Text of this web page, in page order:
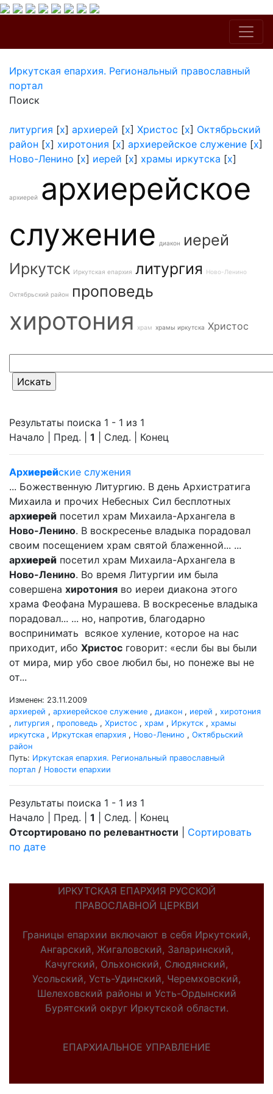
Иркутская епархия. Региональный православный
портал
Поиск
литургия [x] архиерей [x] Христос [x] Октябрьский
район [x] хиротония [x] архиерейское служение [x]
Ново-Ленино [x] иерей [x] храмы иркутска [x]
архиерей
архиерейское
служение
диакон
иерей
Иркутск Иркутская епархия литургия Ново-Ленино
Октябрьский район проповедь
хиротония храм храмы иркутска Христос
Результаты поиска 1 - 1 из 1
Начало | Пред. | 1 | След. | Конец
Архиерейские служения
... Божественную Литургию. В день Архистратига
Михаила и прочих Небесных Сил бесплотных
архиерей посетил храм Михаила-Архангела в
Ново-Ленино. В воскресенье владыка порадовал
своим посещением храм святой блаженной... ...
архиерей посетил храм Михаила-Архангела в
Ново-Ленино. Во время Литургии им была
совершена хиротония во иереи диакона этого
храма Феофана Мурашева. В воскресенье владыка
порадовал... ... но, напротив, благодарно
воспринимать всякое хуление, которое на нас
приходит, ибо Христос говорит: «если бы вы были
от мира, мир убо свое любил бы, но понеже вы не
от...
Изменен: 23.11.2009
архиерей , архиерейское служение , диакон , иерей , хиротония
, литургия , проповедь , Христос , храм , Иркутск , храмы
иркутска , Иркутская епархия , Ново-Ленино , Октябрьский
район
Путь: Иркутская епархия. Региональный православный
портал / Новости епархии
Результаты поиска 1 - 1 из 1
Начало | Пред. | 1 | След. | Конец
Отсортировано по релевантности
Сортировать
по дате
ИРКУТСКАЯ ЕПАРХИЯ РУССКОЙ
ПРАВОСЛАВНОЙ ЦЕРКВИ
Границы епархии включают в себя Иркутский,
Ангарский, Жигаловский, Заларинский,
Качугский, Ольхонский, Слюдянский,
Усольский, Усть-Удинский, Черемховский,
Шелеховский районы и Усть-Ордынский
Бурятский округ Иркутской области.
ЕПАРХИАЛЬНОЕ УПРАВЛЕНИЕ